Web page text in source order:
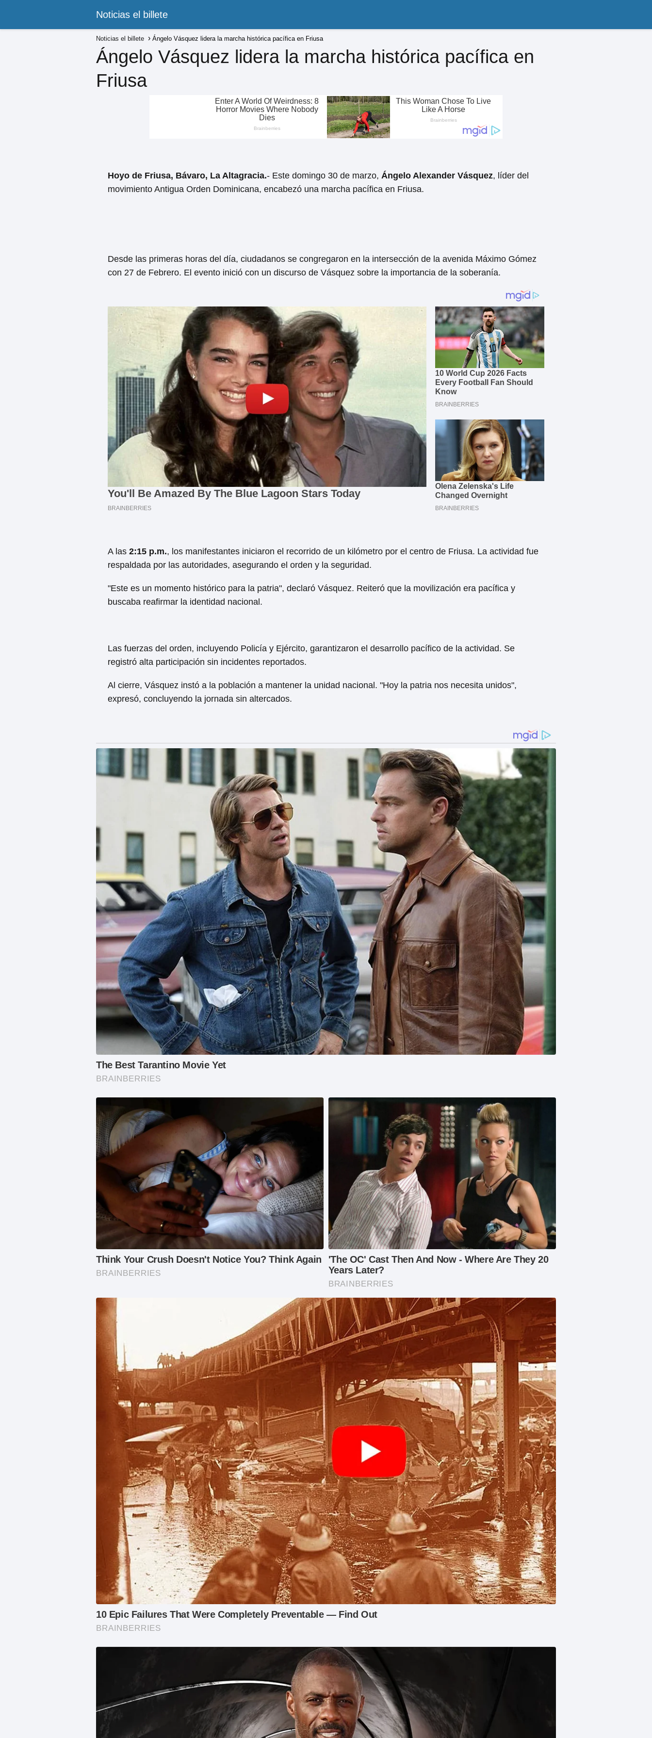
Noticias el billete
Noticias el billete Ángelo Vásquez lidera la marcha histórica pacífica en Friusa
Ángelo Vásquez lidera la marcha histórica pacífica en
Friusa
Hoyo de Friusa, Bávaro, La Altagracia.- Este domingo 30 de marzo, Ángelo Alexander Vásquez, líder del
movimiento Antigua Orden Dominicana, encabezó una marcha pacífica en Friusa.
Desde las primeras horas del día, ciudadanos se congregaron en la intersección de la avenida Máximo Gómez
con 27 de Febrero. El evento inició con un discurso de Vásquez sobre la importancia de la soberanía.
A las 2:15 p.m., los manifestantes iniciaron el recorrido de un kilómetro por el centro de Friusa. La actividad fue
respaldada por las autoridades, asegurando el orden y la seguridad.
"Este es un momento histórico para la patria", declaró Vásquez. Reiteró que la movilización era pacífica y
buscaba reafirmar la identidad nacional.
Las fuerzas del orden, incluyendo Policía y Ejército, garantizaron el desarrollo pacífico de la actividad. Se
registró alta participación sin incidentes reportados.
Al cierre, Vásquez instó a la población a mantener la unidad nacional. "Hoy la patria nos necesita unidos",
expresó, concluyendo la jornada sin altercados.